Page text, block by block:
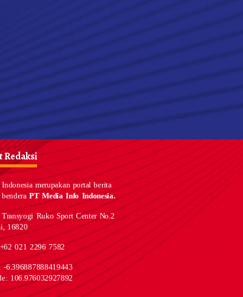
Redaksi
Indonesia merupakan portal berita
benderaPT Media Info Indonesia.
Ruko Sport Center No.2
16820
021 2296 7582
-6.396887888419443
106.976032927892